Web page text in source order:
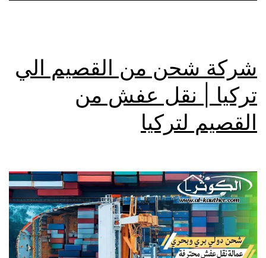
شركة شحن من القصيم الي
تركيا | نقل عفش من
القصيم لتركيا